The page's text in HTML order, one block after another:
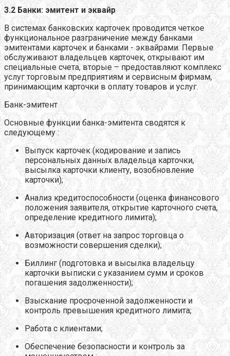
3.2 Банки: эмитент и эквайр
В системах банковских карточек проводится четкое
функциональное разграничение между банками
эмитентами карточек и банками - эквайрами. Первые
обслуживают владельцев карточек, открывают им
специальные счета, вторые – предоставляют комплекс
услуг торговым предприятиям и сервисным фирмам,
принимающим карточки в оплату товаров и услуг.
Банк-эмитент
Основные функции банка-эмитента сводятся к
следующему :
Выпуск карточек (кодирование и запись
персональных данных владельца карточки,
высылка карточки клиенту, возобновление
карточки);
Анализ кредитоспособности (оценка финансового
положения заявителя, открытие карточного счета,
определение кредитного лимита);
Авторизация (ответ на запрос торговца о
возможности совершения сделки);
Биллинг (подготовка и высылка владельцу
карточки выписки с указанием сумм и сроков
погашения задолженности);
Взыскание просроченной задолженности и
контроль превышения кредитного лимита;
Работа с клиентами;
Обеспечение безопасности и контроль за